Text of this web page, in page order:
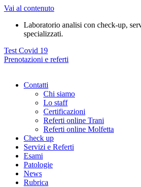
Vai al contenuto
Laboratorio analisi con check-up,
specializzati.
Test Covid 19
Prenotazioni e referti
Contatti
Chi siamo
Lo staff
Certificazioni
Referti online Trani
Referti online Molfetta
Check up
Servizi e Referti
Esami
Patologie
News
Rubrica